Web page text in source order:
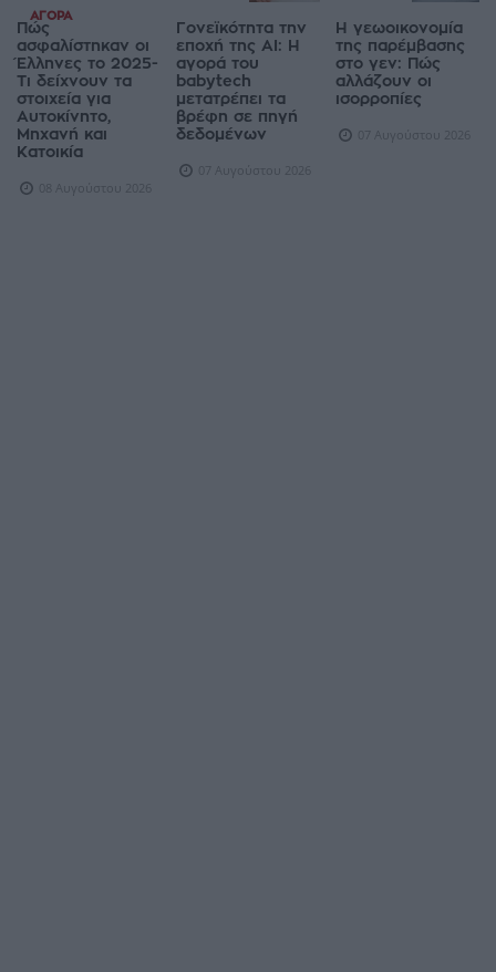
ΑΓΟΡΆ
Πώς
ασφαλίστηκαν οι
Έλληνες το 2025-
Τι δείχνουν τα
στοιχεία για
Αυτοκίνητο,
Μηχανή και
Κατοικία
08 Αυγούστου 2026
Γονεϊκότητα την
εποχή της AI: Η
αγορά του
babytech
μετατρέπει τα
βρέφη σε πηγή
δεδομένων
07 Αυγούστου 2026
Η γεωοικονομία
της παρέμβασης
στο γεν: Πώς
αλλάζουν οι
ισορροπίες
07 Αυγούστου 2026